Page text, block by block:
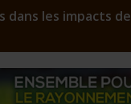
les impacts de
des